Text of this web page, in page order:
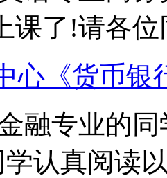
课了!请各位
心《货币银
融专业的
认真阅读